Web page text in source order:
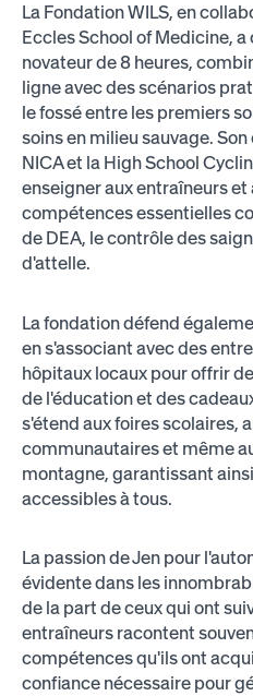
La Fondation WILS, en
Eccles School of Medicine,
novateur de 8 heures,
ligne avec des scénarios
le fossé entre les premiers
soins en milieu sauvage.
NICA et la High School
enseigner aux entraîneurs et
compétences essentielles
de DEA, le contrôle des
d'attelle.
La fondation défend
en s'associant avec des
hôpitaux locaux pour offrir
de l'éducation et des
s'étend aux foires scolaires,
communautaires et même
montagne, garantissant
accessibles à tous.
La passion de Jen pour
évidente dans les
de la part de ceux qui ont
entraîneurs racontent
compétences qu'ils ont
confiance nécessaire pour